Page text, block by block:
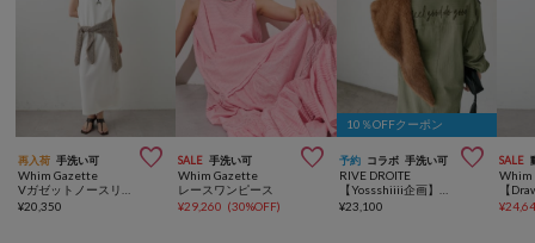
再入荷 手洗い可 
Whim Gazette
¥20,350
SALE 手洗い可 
Whim Gazette
レースワンピース
¥29,260 (30%OFF)
10％OFFクーポン
予約 コラボ 手洗い可 
RIVE DROITE
¥23,100
SALE
Whim
¥